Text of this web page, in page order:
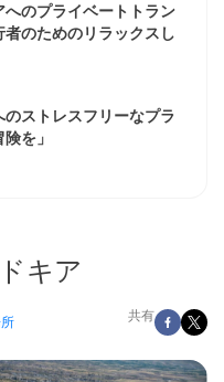
キア
共有
のプライベートトラン
のためのリラックスし
のストレスフリーなプラ
を」